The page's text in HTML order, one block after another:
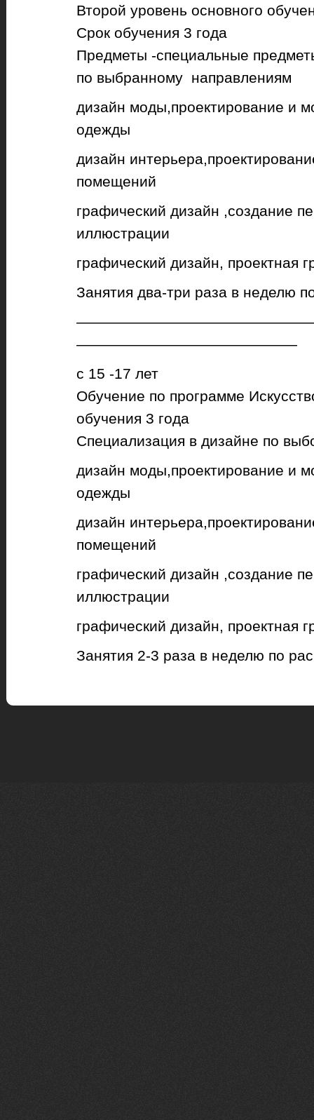
Второй уровень основного
Срок обучения 3 года
Предметы -специальные
по выбранному направлениям
дизайн моды,проектирование и
одежды
дизайн
помещений
графический дизайн ,создание
иллюстрации
графический дизайн, проектная
Занятия два-три раза в неделю
———————————————
с 15 -17 лет
Обучение по программе
обучения 3 года
Специализация в дизайне по
дизайн моды,проектирование и
одежды
дизайн
помещений
графический дизайн ,создание
иллюстрации
графический дизайн, проектная
Занятия 2-3 раза в неделю по